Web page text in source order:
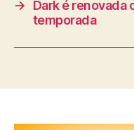
→
Dark é renovada
temporada